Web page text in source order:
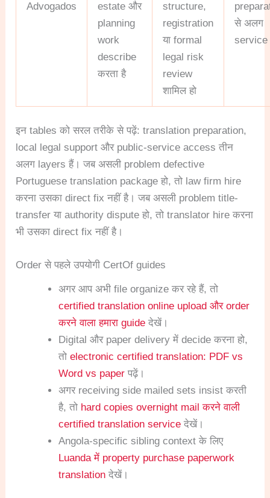
Advogados
estate और
planning
work
describe
करता है
structure,
registration
या formal
legal risk
review
शामिल हो
से अलग
service
इन tables को सरल तरीके से पढ़ें: translation preparation,
local legal support और public-service access तीन
अलग layers हैं। जब असली problem defective
Portuguese translation package हो, तो law firm hire
करना उसका direct fix नहीं है। जब असली problem title-
transfer या authority dispute हो, तो translator hire करना
भी उसका direct fix नहीं है।
Order से पहले उपयोगी CertOf guides
अगर आप अभी file organize कर रहे हैं, तो
certified translation online upload और order
करने वाला हमारा guide देखें।
Digital और paper delivery में decide करना हो,
तोelectronic certified translation: PDF vs
Word vs paper पढ़ें।
अगर receiving side mailed sets insist करती
है, तो hard copies overnight mail करने वाली
certified translation service देखें।
Angola-specific sibling context के लिए
Luanda में property purchase paperwork
translation देखें।